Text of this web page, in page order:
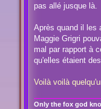
pas allé jusque là.
Après quand il les
Maggie Grigri
mal par rapport à
qu'elles étaient
Voilà voilà
Only the fox god